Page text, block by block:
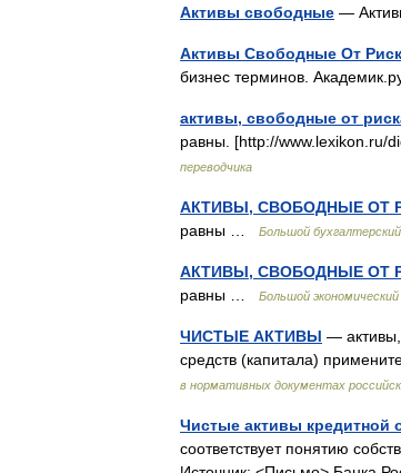
Активы свободные —
Активы Свободные От
бизнес терминов.
активы, свободные от
равны. [http://www.lexikon.ru/
переводчика
АКТИВЫ, СВОБОДНЫЕ ОТ
равны …
Большой
АКТИВЫ, СВОБОДНЫЕ ОТ
равны …
Большой экономический
ЧИСТЫЕ АКТИВЫ — активы,
средств (капитала)
в нормативных документах
Чистые активы кредитной
соответствует понятию